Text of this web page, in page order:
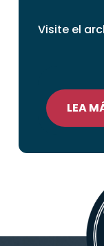
Visite el
LEA